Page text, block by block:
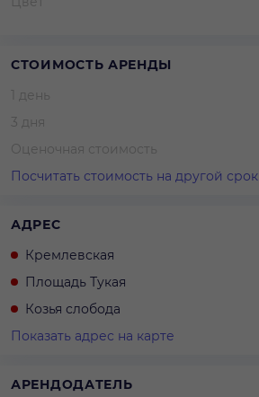
СТОИМОСТЬ АРЕНДЫ
1 день
3 дня
Оценочная стоимость
Посчитать стоимость на другой срок
АДРЕС
Кремлевская
Площадь Тукая
Козья слобода
Показать адрес на карте
АРЕНДОДАТЕЛЬ